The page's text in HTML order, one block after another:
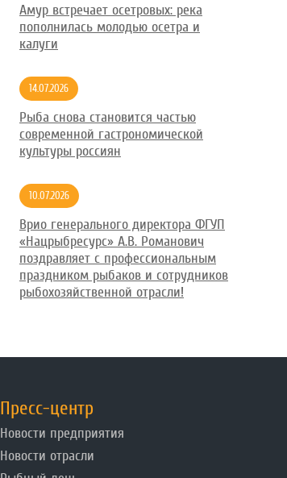
Амур встречает осетровых: река
пополнилась молодью осетра и
калуги
14.07.2026
Рыба снова становится частью
современной гастрономической
культуры россиян
10.07.2026
Врио генерального директора ФГУП
«Нацрыбресурс» А.В. Романович
поздравляет с профессиональным
праздником рыбаков и сотрудников
рыбохозяйственной отрасли!
Пресс-центр
Новости предприятия
Новости отрасли